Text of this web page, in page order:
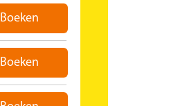
Boeken
Boeken